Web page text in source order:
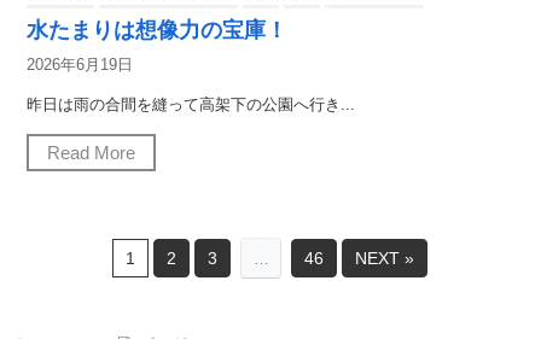
水たまりは想像力の宝庫！
2026年6月19日
昨日は雨の合間を縫って高架下の公園へ行き...
Read More
1 2 3 46 NEXT »